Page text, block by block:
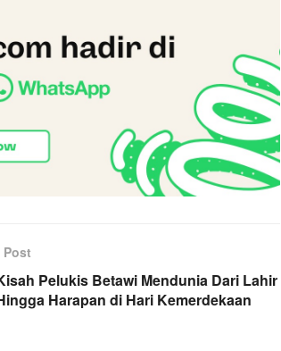
Post
Pelukis Betawi Mendunia Dari Lahir
Harapan di Hari Kemerdekaan